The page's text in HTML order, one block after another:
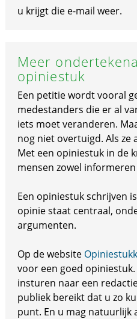
u krijgt die e-mail weer.
Meer
opiniestuk
Een petitie wordt vooral
medestanders die er al
iets moet veranderen.
nog niet overtuigd. Als ze
Met een opiniestuk in de
mensen zowel
Een opiniestuk schrijven
opinie staat centraal,
argumenten.
Op de website
voor een goed
insturen naar een
publiek bereikt dat u zo
punt. En u mag